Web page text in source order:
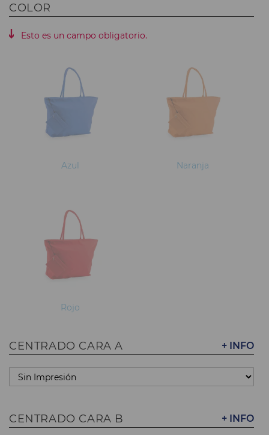
COLOR
Esto es un campo obligatorio.
Azul Naranja
Rojo
+ INFO
CENTRADO CARA A
+ INFO
CENTRADO CARA B